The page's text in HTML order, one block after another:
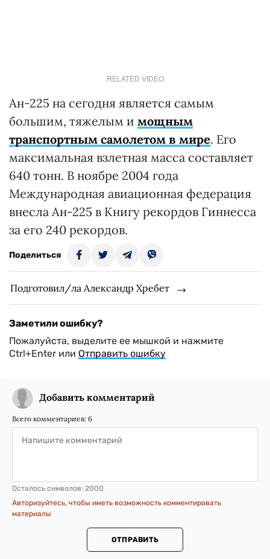
RELATED VIDEO
Ан-225 на сегодня является самым
большим, тяжелым и мощным
транспортным самолетом в мире. Его
максимальная взлетная масса составляет
640 тонн. В ноябре 2004 года
Международная авиационная федерация
внесла Ан-225 в Книгу рекордов Гиннесса
за его 240 рекордов.
Поделиться
Подготовил/ла Александр Хребет
Заметили ошибку?
Пожалуйста, выделите ее мышкой и нажмите
Ctrl+Enter или Отправить ошибку
Добавить комментарий
Всего комментариев: 6
Осталось символов: 2000
Авторизуйтесь, чтобы иметь возможность комментировать
материалы
ОТПРАВИТЬ